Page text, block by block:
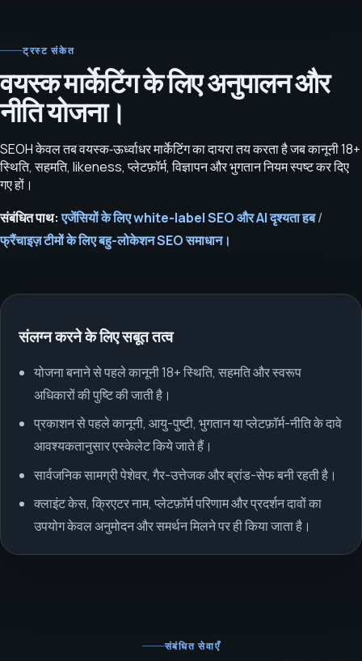
ट्रस्ट संकेत
वयस्क मार्केटिंग के लिए अनुपालन और
नीति योजना।
SEOH केवल तब वयस्क‑ऊर्ध्वाधर मार्केटिंग का दायरा तय करता है जब कानूनी 18+
स्थिति, सहमति, likeness, प्लेटफ़ॉर्म, विज्ञापन और भुगतान नियम स्पष्ट कर दिए
गए हों।
संबंधित पाथ: एजेंसियों के लिए white-label SEO और AI दृश्यता हब/
फ्रैंचाइज़ टीमों के लिए बहु-लोकेशन SEO समाधान।
संलग्न करने के लिए सबूत तत्व
योजना बनाने से पहले कानूनी 18+ स्थिति, सहमति और स्वरूप
अधिकारों की पुष्टि की जाती है।
प्रकाशन से पहले कानूनी, आयु-पुष्टी, भुगतान या प्लेटफ़ॉर्म-नीति के दावे
आवश्यकतानुसार एस्केलेट किये जाते हैं।
सार्वजनिक सामग्री पेशेवर, गैर-उत्तेजक और ब्रांड-सेफ बनी रहती है।
क्लाइंट केस, क्रिएटर नाम, प्लेटफ़ॉर्म परिणाम और प्रदर्शन दावों का
उपयोग केवल अनुमोदन और समर्थन मिलने पर ही किया जाता है।
संबंधित सेवाएँ